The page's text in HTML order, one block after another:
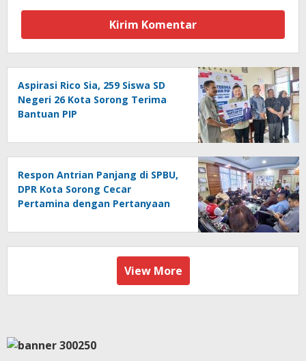
Aspirasi Rico Sia, 259 Siswa SD
Negeri 26 Kota Sorong Terima
Bantuan PIP
Respon Antrian Panjang di SPBU,
DPR Kota Sorong Cecar
Pertamina dengan Pertanyaan
View More